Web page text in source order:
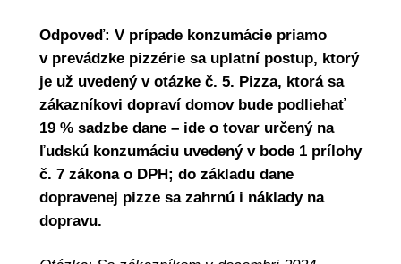
Odpoveď: V prípade konzumácie priamo
v prevádzke pizzérie sa uplatní postup, ktorý
je už uvedený v otázke č. 5. Pizza, ktorá sa
zákazníkovi dopraví domov bude podliehať
19 % sadzbe dane – ide o tovar určený na
ľudskú konzumáciu uvedený v bode 1 prílohy
č. 7 zákona o DPH; do základu dane
dopravenej pizze sa zahrnú i náklady na
dopravu.